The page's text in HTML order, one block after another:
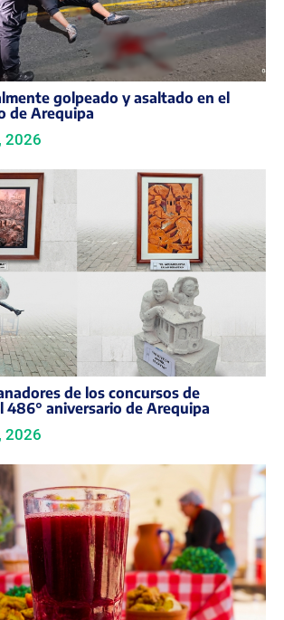
golpeado y asaltado en el
de Arequipa
2026
de los concursos de
486° aniversario de Arequipa
2026